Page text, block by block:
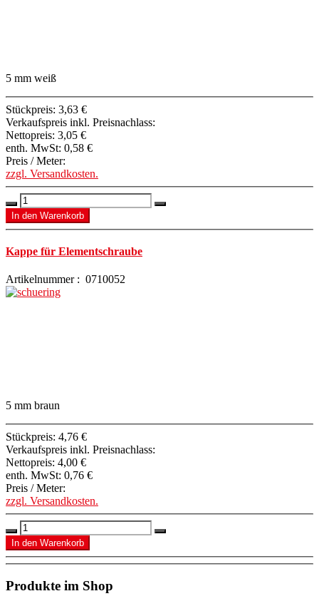
5 mm weiß
Stückpreis: 3,63 €
Verkaufspreis inkl. Preisnachlass:
Nettopreis: 3,05 €
enth. MwSt: 0,58 €
Preis / Meter:
zzgl. Versandkosten.
Kappe für Elementschraube
Artikelnummer : 0710052
5 mm braun
Stückpreis: 4,76 €
Verkaufspreis inkl. Preisnachlass:
Nettopreis: 4,00 €
enth. MwSt: 0,76 €
Preis / Meter:
zzgl. Versandkosten.
Produkte im Shop